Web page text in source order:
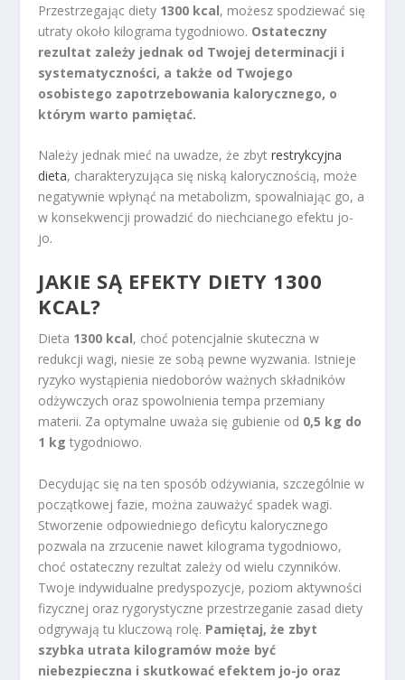
Przestrzegając diety 1300 kcal, możesz spodziewać się
utraty około kilograma tygodniowo. Ostateczny
rezultat zależy jednak od Twojej determinacji i
systematyczności, a także od Twojego
osobistego zapotrzebowania kalorycznego, o
którym warto pamiętać.
Należy jednak mieć na uwadze, że zbytrestrykcyjna
dieta, charakteryzująca się niską kalorycznością, może
negatywnie wpłynąć na metabolizm, spowalniając go, a
w konsekwencji prowadzić do niechcianego efektu jo-
jo.
JAKIE SĄ EFEKTY DIETY 1300
KCAL?
Dieta 1300 kcal, choć potencjalnie skuteczna w
redukcji wagi, niesie ze sobą pewne wyzwania. Istnieje
ryzyko wystąpienia niedoborów ważnych składników
odżywczych oraz spowolnienia tempa przemiany
materii. Za optymalne uważa się gubienie od 0,5 kg do
1 kg tygodniowo.
Decydując się na ten sposób odżywiania, szczególnie w
początkowej fazie, można zauważyć spadek wagi.
Stworzenie odpowiedniego deficytu kalorycznego
pozwala na zrzucenie nawet kilograma tygodniowo,
choć ostateczny rezultat zależy od wielu czynników.
Twoje indywidualne predyspozycje, poziom aktywności
fizycznej oraz rygorystyczne przestrzeganie zasad diety
odgrywają tu kluczową rolę. Pamiętaj, że zbyt
szybka utrata kilogramów może być
niebezpieczna i skutkować efektem jo-jo oraz